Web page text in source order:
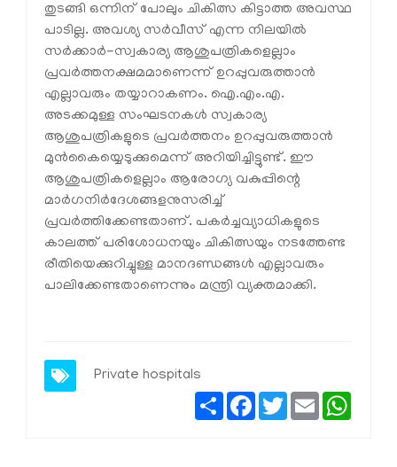
തുടങ്ങി ഒന്നിന് പോലും ചികിത്സ കിട്ടാത്ത അവസ്ഥ
പാടില്ല. അവശ്യ സര്‍വീസ് എന്ന നിലയില്‍
സര്‍ക്കാര്‍-സ്വകാര്യ ആശുപത്രികളെല്ലാം
പ്രവര്‍ത്തനക്ഷമമാണെന്ന് ഉറപ്പുവരുത്താന്‍
എല്ലാവരും തയ്യാറാകണം. ഐ.എം.എ.
അടക്കമുള്ള സംഘടനകള്‍ സ്വകാര്യ
ആശുപത്രികളുടെ പ്രവര്‍ത്തനം ഉറപ്പുവരുത്താന്‍
മുന്‍കൈയ്യെടുക്കുമെന്ന് അറിയിച്ചിട്ടുണ്ട്. ഈ
ആശുപത്രികളെല്ലാം ആരോഗ്യ വകുപ്പിന്റെ
മാര്‍ഗനിര്‍ദേശങ്ങളനുസരിച്ച്
പ്രവര്‍ത്തിക്കേണ്ടതാണ്. പകര്‍ച്ചവ്യാധികളുടെ
കാലത്ത് പരിശോധനയും ചികിത്സയും നടത്തേണ്ട
രീതിയെക്കുറിച്ചുള്ള മാനദണ്ഡങ്ങള്‍ എല്ലാവരും
പാലിക്കേണ്ടതാണെന്നും മന്ത്രി വ്യക്തമാക്കി.
Private hospitals
ShareFacebook
TwitterEmail